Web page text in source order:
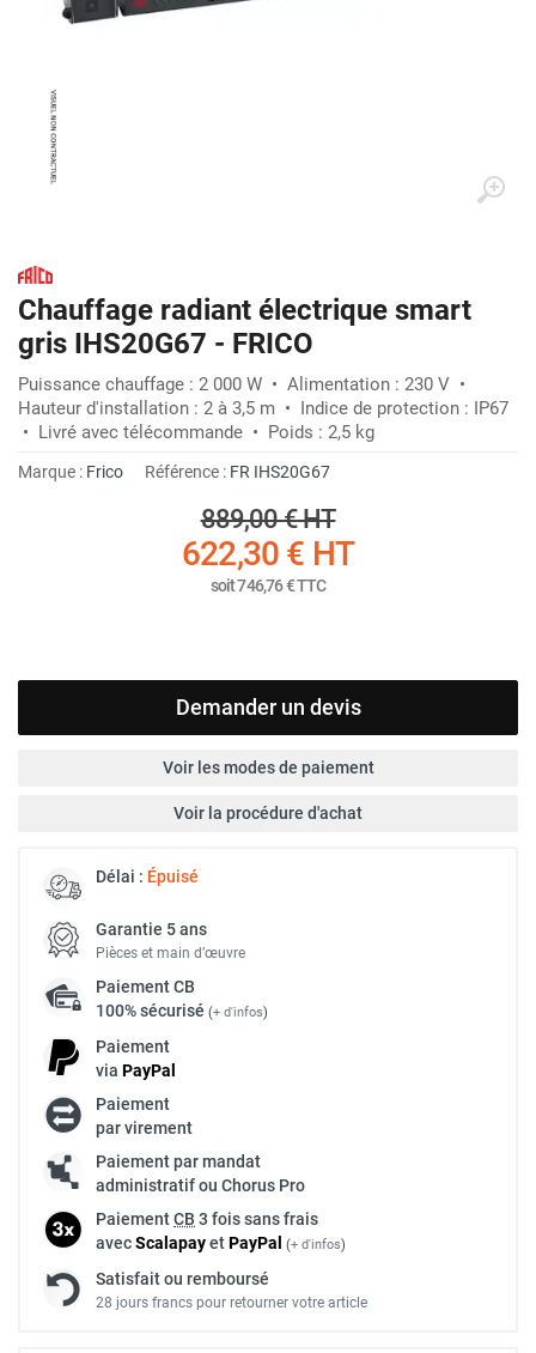
Chauffage radiant électrique smart
gris IHS20G67 - FRICO
Puissance chauffage : 2 000 W • Alimentation : 230 V •
Hauteur d'installation : 2 à 3,5 m • Indice de protection : IP67
• Livré avec télécommande • Poids : 2,5 kg
Marque : Frico Référence : FR IHS20G67
889,00 €HT
622,30 € HT
soit746,76 €TTC
Demander un devis
Voir les modes de paiement
Voir la procédure d'achat
Délai : Épuisé
Garantie 5 ans
Pièces et main d’œuvre
PaiementCB
100% sécurisé (+ d'infos)
Paiement
via PayPal
Paiement
par virement
Paiement par mandat
administratif ou Chorus Pro
PaiementCB 3 fois sans frais
avecScalapayetPayPal (+ d'infos)
Satisfait ou remboursé
28 jours francs pour retourner votre article